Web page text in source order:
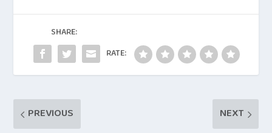
o
o
k
A
p
p
SHARE:
RATE:
PREVIOUS
NEXT